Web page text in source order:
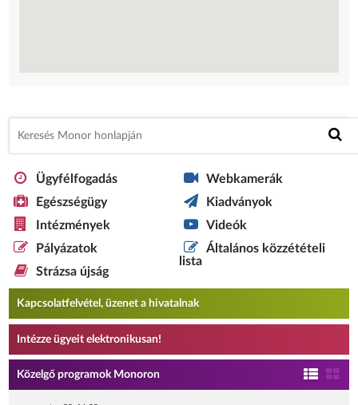
Ügyfélfogadás
Egészségügy
Intézmények
Pályázatok
Strázsa újság
Webkamerák
Kiadványok
Videók
Általános közzétételi
lista
Kapcsolatfelvétel, üzenet a hivatalnak
Intézze ügyeit elektronikusan!
Közelgő programok Monoron